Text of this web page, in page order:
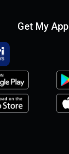
Get My App